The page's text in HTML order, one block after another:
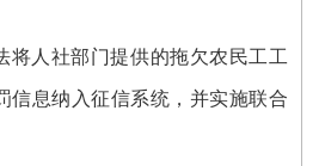
将人社部门提供的拖欠农民工工
信息纳入征信系统，并实施联合